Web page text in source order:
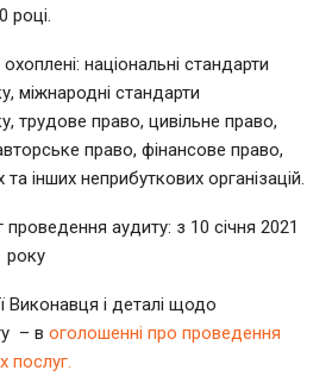
році.
національні стандарти
міжнародні стандарти
трудове право, цивільне право,
право, фінансове право,
та інших неприбуткових організацій.
аудиту: з 10 січня 2021
року
Виконавця і деталі щодо
– в оголошенні про проведення
послуг.